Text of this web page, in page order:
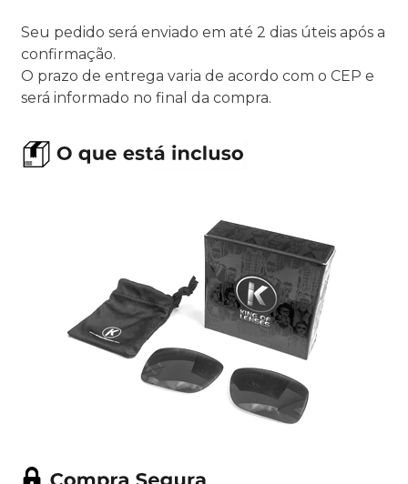
Seu pedido será enviado em até 2 dias úteis após a
confirmação.
O prazo de entrega varia de acordo com o CEP e
será informado no final da compra.